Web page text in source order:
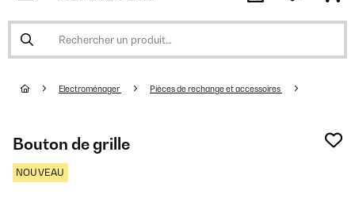
Electroménager Pièces de rechange et accessoires
Bouton de grille
NOUVEAU